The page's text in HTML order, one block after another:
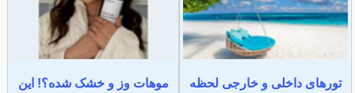
تورهای داخلی و خارجی لحظه موهات وز و خشک شده؟! این